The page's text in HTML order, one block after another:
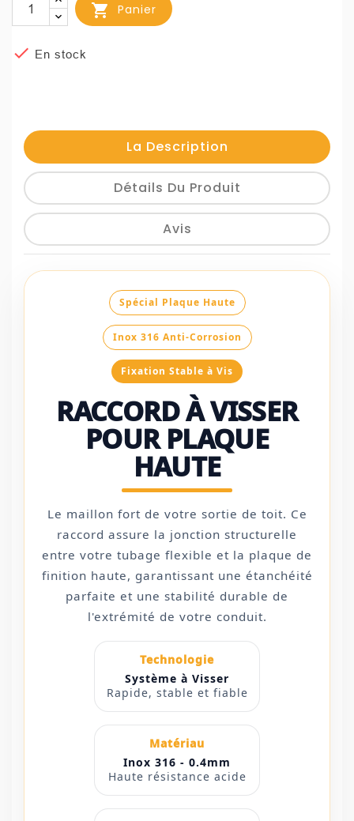
 Panier
 En stock
La Description
Détails Du Produit
Avis
Spécial Plaque Haute
Inox 316 Anti-Corrosion
Fixation Stable à Vis
RACCORD À VISSER
POUR PLAQUE
HAUTE
Le maillon fort de votre sortie de toit. Ce
raccord assure la jonction structurelle
entre votre tubage flexible et la plaque de
finition haute, garantissant une étanchéité
parfaite et une stabilité durable de
l'extrémité de votre conduit.
Technologie
Système à Visser
Rapide, stable et fiable
Matériau
Inox 316 - 0.4mm
Haute résistance acide